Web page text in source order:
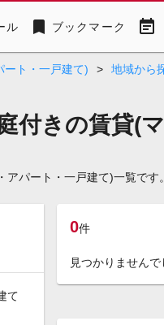
ル bookmark ブックマーク event_note
ート・一戸建て) > 地域から
付きの賃貸(
パート・一戸建て)一覧で
て
0件
見つかりませんで